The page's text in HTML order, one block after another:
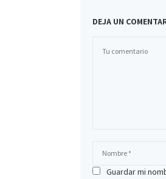
DEJA UN
Guardar mi